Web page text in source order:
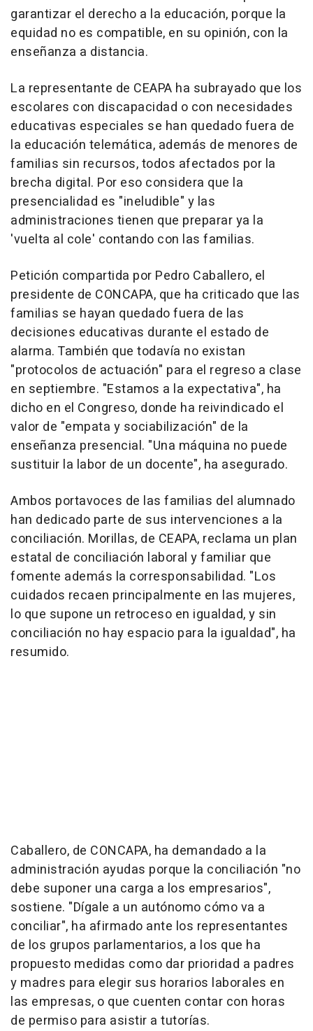
garantizar el derecho a la educación, porque la
equidad no es compatible, en su opinión, con la
enseñanza a distancia.
La representante de CEAPA ha subrayado que los
escolares con discapacidad o con necesidades
educativas especiales se han quedado fuera de
la educación telemática, además de menores de
familias sin recursos, todos afectados por la
brecha digital. Por eso considera que la
presencialidad es "ineludible" y las
administraciones tienen que preparar ya la
'vuelta al cole' contando con las familias.
Petición compartida por Pedro Caballero, el
presidente de CONCAPA, que ha criticado que las
familias se hayan quedado fuera de las
decisiones educativas durante el estado de
alarma. También que todavía no existan
"protocolos de actuación" para el regreso a clase
en septiembre. "Estamos a la expectativa", ha
dicho en el Congreso, donde ha reivindicado el
valor de "empata y sociabilización" de la
enseñanza presencial. "Una máquina no puede
sustituir la labor de un docente", ha asegurado.
Ambos portavoces de las familias del alumnado
han dedicado parte de sus intervenciones a la
conciliación. Morillas, de CEAPA, reclama un plan
estatal de conciliación laboral y familiar que
fomente además la corresponsabilidad. "Los
cuidados recaen principalmente en las mujeres,
lo que supone un retroceso en igualdad, y sin
conciliación no hay espacio para la igualdad", ha
resumido.
Caballero, de CONCAPA, ha demandado a la
administración ayudas porque la conciliación "no
debe suponer una carga a los empresarios",
sostiene. "Dígale a un autónomo cómo va a
conciliar", ha afirmado ante los representantes
de los grupos parlamentarios, a los que ha
propuesto medidas como dar prioridad a padres
y madres para elegir sus horarios laborales en
las empresas, o que cuenten contar con horas
de permiso para asistir a tutorías.